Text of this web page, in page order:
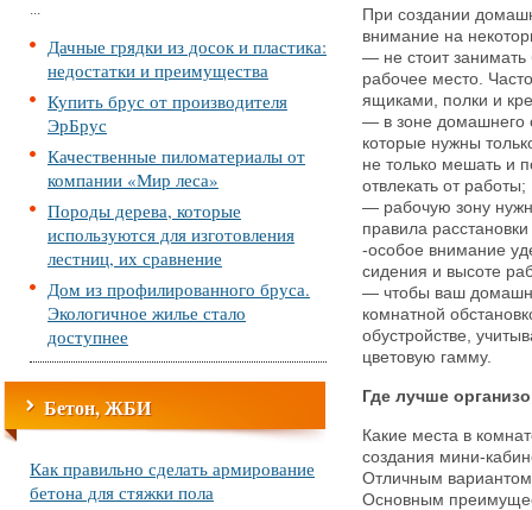
...
Дачные грядки из досок и пластика:
недостатки и преимущества
Купить брус от производителя
ЭрБрус
Качественные пиломатериалы от
компании «Мир леса»
Породы дерева, которые
используются для изготовления
лестниц, их сравнение
Дом из профилированного бруса.
Экологичное жилье стало
доступнее
Бетон, ЖБИ
Как правильно сделать армирование
бетона для стяжки пола
При создании
внимание на
— не стоит
рабочее место.
ящиками, полки и
— в зоне домашнего
которые нужны
не только мешать и
отвлекать от работы;
— рабочую зону
правила
-особое внимание
сидения и высоте
— чтобы ваш
комнатной
обустройстве,
цветовую гамму.
Где лучше
Какие места в
создания мини-
Отличным вариантом
Основным